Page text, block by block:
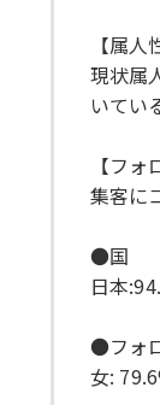
【属人
現状属
いてい
【フォ
集客に
●国
日本
●フォ
女: